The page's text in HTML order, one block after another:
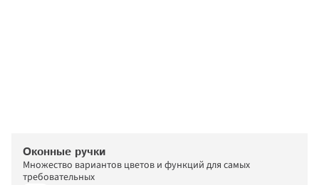
+5%! на новые окна
Наш менеджер свяжется с вами
в ближайшее время
Повторить
Оконные ручки
Множество вариантов цветов и функций для самых
требовательных